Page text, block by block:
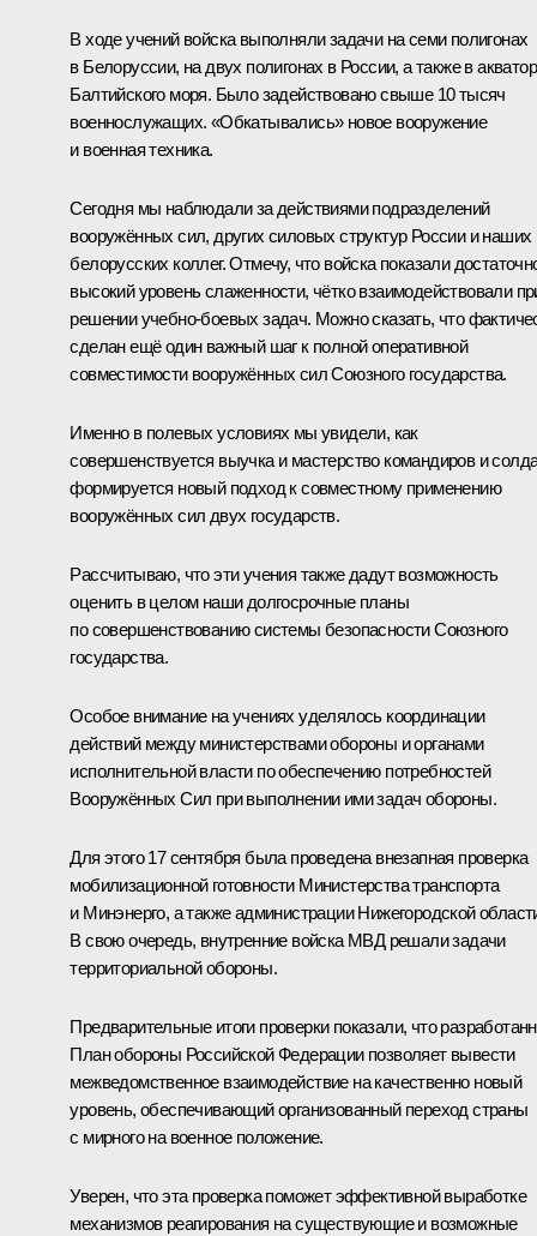
В ходе учений войска выполняли задачи на семи полигонах
в Белоруссии, на двух полигонах в России, а также в
Балтийского моря. Было задействовано свыше 10 тысяч
военнослужащих. «Обкатывались» новое вооружение
и военная техника.
Сегодня мы наблюдали за действиями подразделений
вооружённых сил, других силовых структур России и наших
белорусских коллег. Отмечу, что войска показали
высокий уровень слаженности, чётко взаимодействовали
решении учебно-боевых задач. Можно сказать, что
сделан ещё один важный шаг к полной оперативной
совместимости вооружённых сил Союзного государства.
Именно в полевых условиях мы увидели, как
совершенствуется выучка и мастерство командиров и
формируется новый подход к совместному применению
вооружённых сил двух государств.
Рассчитываю, что эти учения также дадут возможность
оценить в целом наши долгосрочные планы
по совершенствованию системы безопасности Союзного
государства.
Особое внимание на учениях уделялось координации
действий между министерствами обороны и органами
исполнительной власти по обеспечению потребностей
Вооружённых Сил при выполнении ими задач обороны.
Для этого 17 сентября была проведена внезапная проверка
мобилизационной готовности Министерства транспорта
и Минэнерго, а также администрации Нижегородской
В свою очередь, внутренние войска МВД решали задачи
территориальной обороны.
Предварительные итоги проверки показали, что
План обороны Российской Федерации позволяет вывести
межведомственное взаимодействие на качественно новый
уровень, обеспечивающий организованный переход страны
с мирного на военное положение.
Уверен, что эта проверка поможет эффективной выработке
механизмов реагирования на существующие и возможные